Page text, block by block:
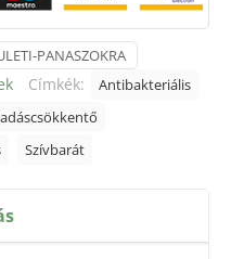
PANASZOKRA
Címkék:
Antibakteriális
Szívbarát